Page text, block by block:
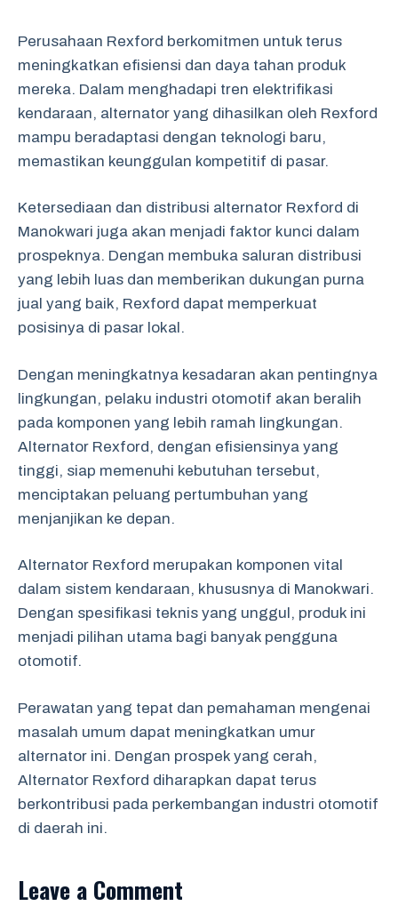
Perusahaan Rexford berkomitmen untuk terus
meningkatkan efisiensi dan daya tahan produk
mereka. Dalam menghadapi tren elektrifikasi
kendaraan, alternator yang dihasilkan oleh Rexford
mampu beradaptasi dengan teknologi baru,
memastikan keunggulan kompetitif di pasar.
Ketersediaan dan distribusi alternator Rexford di
Manokwari juga akan menjadi faktor kunci dalam
prospeknya. Dengan membuka saluran distribusi
yang lebih luas dan memberikan dukungan purna
jual yang baik, Rexford dapat memperkuat
posisinya di pasar lokal.
Dengan meningkatnya kesadaran akan pentingnya
lingkungan, pelaku industri otomotif akan beralih
pada komponen yang lebih ramah lingkungan.
Alternator Rexford, dengan efisiensinya yang
tinggi, siap memenuhi kebutuhan tersebut,
menciptakan peluang pertumbuhan yang
menjanjikan ke depan.
Alternator Rexford merupakan komponen vital
dalam sistem kendaraan, khususnya di Manokwari.
Dengan spesifikasi teknis yang unggul, produk ini
menjadi pilihan utama bagi banyak pengguna
otomotif.
Perawatan yang tepat dan pemahaman mengenai
masalah umum dapat meningkatkan umur
alternator ini. Dengan prospek yang cerah,
Alternator Rexford diharapkan dapat terus
berkontribusi pada perkembangan industri otomotif
di daerah ini.
Leave a Comment